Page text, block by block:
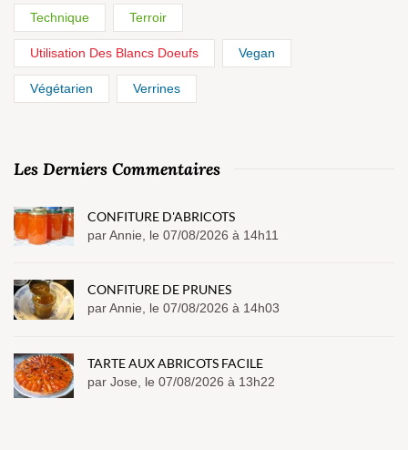
Technique Terroir
Utilisation Des Blancs Doeufs Vegan
Végétarien Verrines
Les Derniers Commentaires
CONFITURE D'ABRICOTS
par Annie, le 07/08/2026 à 14h11
CONFITURE DE PRUNES
par Annie, le 07/08/2026 à 14h03
TARTE AUX ABRICOTS FACILE
par Jose, le 07/08/2026 à 13h22